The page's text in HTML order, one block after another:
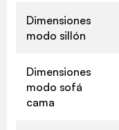
Dimensiones
modo sillón
Dimensiones
modo sofá
cama